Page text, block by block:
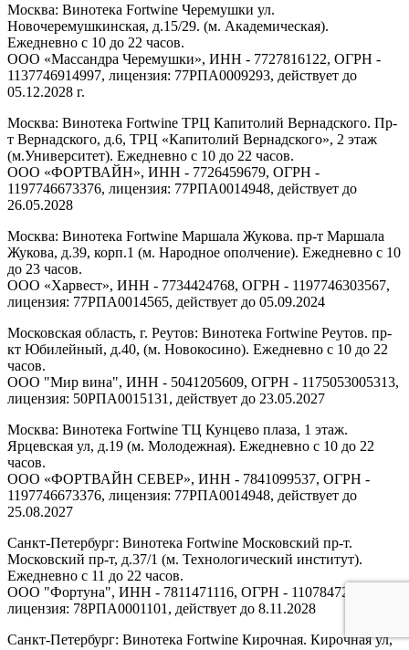
Москва: Винотека Fortwine Черемушки ул.
Новочеремушкинская, д.15/29. (м. Академическая).
Ежедневно с 10 до 22 часов.
ООО «Массандра Черемушки», ИНН - 7727816122, ОГРН -
1137746914997, лицензия: 77РПА0009293, действует до
05.12.2028 г.
Москва: Винотека Fortwine ТРЦ Капитолий Вернадского. Пр-
т Вернадского, д.6, ТРЦ «Капитолий Вернадского», 2 этаж
(м.Университет). Ежедневно с 10 до 22 часов.
ООО «ФОРТВАЙН», ИНН - 7726459679, ОГРН -
1197746673376, лицензия: 77РПА0014948, действует до
26.05.2028
Москва: Винотека Fortwine Маршала Жукова. пр-т Маршала
Жукова, д.39, корп.1 (м. Народное ополчение). Ежедневно с 10
до 23 часов.
ООО «Харвест», ИНН - 7734424768, ОГРН - 1197746303567,
лицензия: 77РПА0014565, действует до 05.09.2024
Московская область, г. Реутов: Винотека Fortwine Реутов. пр-
кт Юбилейный, д.40, (м. Новокосино). Ежедневно с 10 до 22
часов.
ООО "Мир вина", ИНН - 5041205609, ОГРН - 1175053005313,
лицензия: 50РПА0015131, действует до 23.05.2027
Москва: Винотека Fortwine ТЦ Кунцево плаза, 1 этаж.
Ярцевская ул, д.19 (м. Молодежная). Ежедневно с 10 до 22
часов.
ООО «ФОРТВАЙН СЕВЕР», ИНН - 7841099537, ОГРН -
1197746673376, лицензия: 77РПА0014948, действует до
25.08.2027
Санкт-Петербург: Винотека Fortwine Московский пр-т.
Московский пр-т, д.37/1 (м. Технологический институт).
Ежедневно с 11 до 22 часов.
ООО "Фортуна", ИНН - 7811471116, ОГРН - 1107847277438,
лицензия: 78РПА0001101, действует до 8.11.2028
Санкт-Петербург: Винотека Fortwine Кирочная. Кирочная ул,